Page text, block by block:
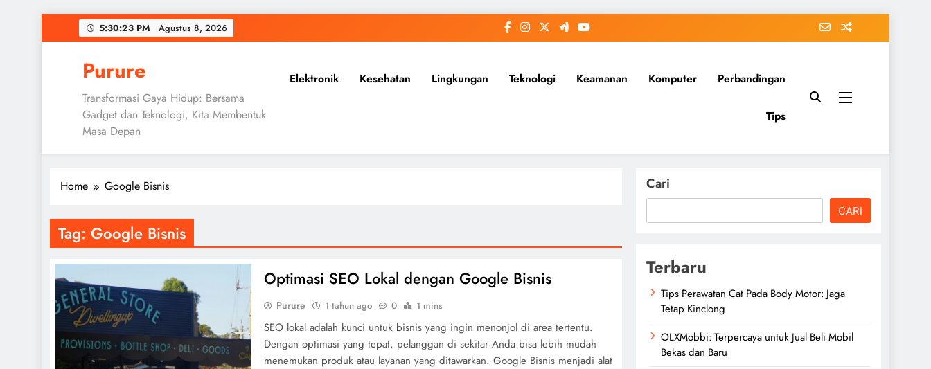
to
5:30:24 PM Agustus 8,
2026
Purure
Transformasi Gaya Hidup: Bersama
Gadget dan Teknologi, Kita Membentuk
Masa Depan
Elektronik Kesehatan Lingkungan Teknologi Keamanan Komputer Perbandingan
Tips
Home Google Bisnis
Tag: Google Bisnis
Optimasi SEO Lokal dengan Google Bisnis
Purure 1 tahun ago 0 1 mins
SEO lokal adalah kunci untuk bisnis yang ingin menonjol di area tertentu.
Dengan optimasi yang tepat, pelanggan di sekitar Anda bisa lebih mudah
menemukan produk atau layanan yang ditawarkan. Google Bisnis menjadi alat
Cari
CARI
Terbaru
Tips Perawatan Cat Pada Body Motor: Jaga
Tetap Kinclong
OLXMobbi: Terpercaya untuk Jual Beli Mobil
Bekas dan Baru